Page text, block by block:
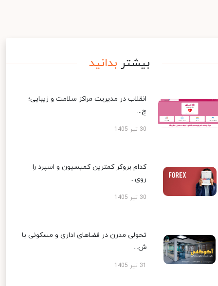
بیشتر بدانید
انقلاب در مدیریت مراکز سلامت و زیبایی؛
چ...
30 تیر 1405
کدام بروکر کمترین کمیسیون و اسپرد را
روی...
30 تیر 1405
تحولی مدرن در فضاهای اداری و مسکونی با
ش...